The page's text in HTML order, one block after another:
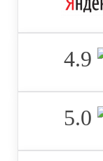
4.9 ‌
5.0 ‌